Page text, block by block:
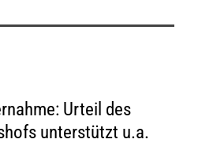
Urteil des
unterstützt u.a.